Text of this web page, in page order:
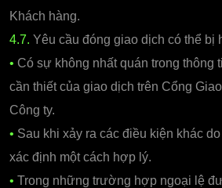
Khách hàng.
4.7. Yêu cầu đóng giao dịch có thể bị
• Có sự không nhất quán trong thông
cần thiết của giao dịch trên Cổng
Công ty.
• Sau khi xảy ra các điều kiện khác
xác định một cách hợp lý.
• Trong những trường hợp ngoại lệ